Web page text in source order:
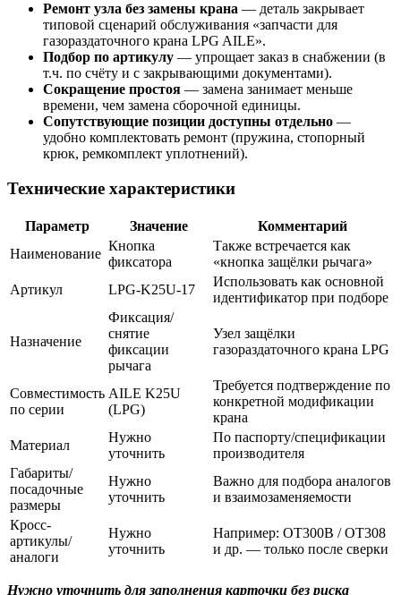
Ремонт узла без замены крана — деталь закрывает
типовой сценарий обслуживания «запчасти для
газораздаточного крана LPG AILE».
Подбор по артикулу — упрощает заказ в снабжении (в
т.ч. по счёту и с закрывающими документами).
Сокращение простоя — замена занимает меньше
времени, чем замена сборочной единицы.
Сопутствующие позиции доступны отдельно —
удобно комплектовать ремонт (пружина, стопорный
крюк, ремкомплект уплотнений).
Технические характеристики
Параметр Значение
Комментарий
Наименование
Кнопка
фиксатора
Также встречается как
«кнопка защёлки рычага»
Артикул
LPG-K25U-17
Использовать как основной
идентификатор при подборе
Назначение
Фиксация/
снятие
фиксации
рычага
Узел защёлки
газораздаточного крана LPG
Совместимость
по серии
AILE K25U
(LPG)
Требуется подтверждение по
конкретной модификации
крана
Материал
Нужно
уточнить
По паспорту/спецификации
производителя
Габариты/
посадочные
размеры
Нужно
уточнить
Важно для подбора аналогов
и взаимозаменяемости
Кросс-
артикулы/
аналоги
Нужно
уточнить
Например: OT300B / OT308
и др. — только после сверки
Нужно уточнить для заполнения карточки без риска